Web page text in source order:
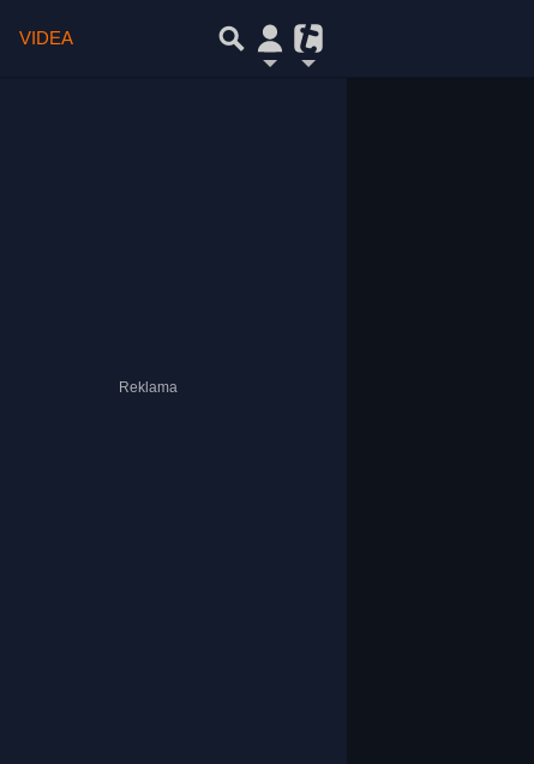
VIDEA